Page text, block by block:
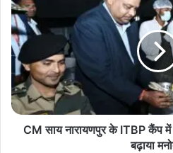
साय
नारायणपुर
के
ITBP
कैंप
जवानों
से
मिले,CM साय नारायणपुर के ITBP कैंप में
बढ़ाया